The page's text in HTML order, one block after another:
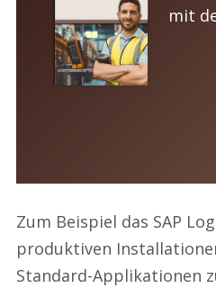
mit
Zum Beispiel das SAP
produktiven
Standard-Applikationen
Sie uns!
Lea Sittermann
Kundenservice